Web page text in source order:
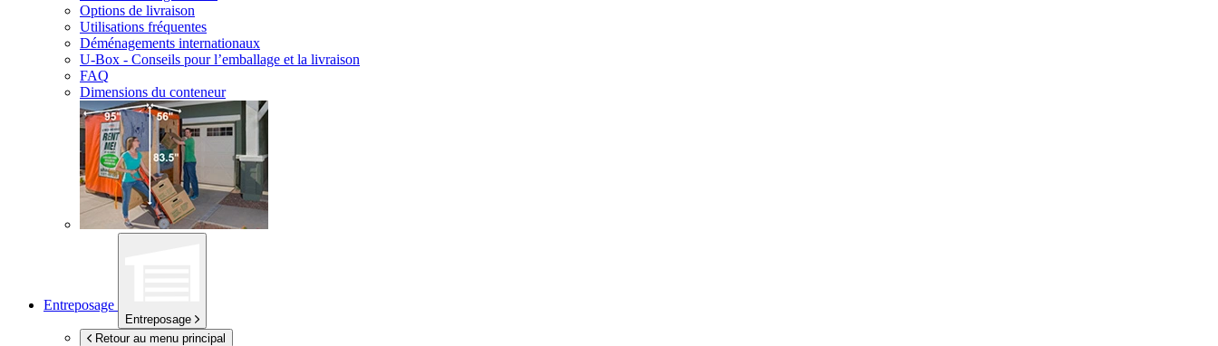
Options de livraison
Utilisations fréquentes
Déménagements internationaux
U-Box - Conseils pour l’emballage et la livraison
FAQ
Dimensions du conteneur
Entreposage
Entreposage
Retour au menu principal